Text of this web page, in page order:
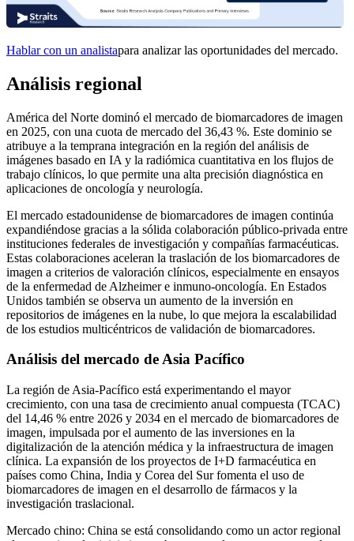
Hablar con un analistapara analizar las oportunidades del mercado.
Análisis regional
América del Norte dominó el mercado de biomarcadores de imagen
en 2025, con una cuota de mercado del 36,43 %. Este dominio se
atribuye a la temprana integración en la región del análisis de
imágenes basado en IA y la radiómica cuantitativa en los flujos de
trabajo clínicos, lo que permite una alta precisión diagnóstica en
aplicaciones de oncología y neurología.
El mercado estadounidense de biomarcadores de imagen continúa
expandiéndose gracias a la sólida colaboración público-privada entre
instituciones federales de investigación y compañías farmacéuticas.
Estas colaboraciones aceleran la traslación de los biomarcadores de
imagen a criterios de valoración clínicos, especialmente en ensayos
de la enfermedad de Alzheimer e inmuno-oncología. En Estados
Unidos también se observa un aumento de la inversión en
repositorios de imágenes en la nube, lo que mejora la escalabilidad
de los estudios multicéntricos de validación de biomarcadores.
Análisis del mercado de Asia Pacífico
La región de Asia-Pacífico está experimentando el mayor
crecimiento, con una tasa de crecimiento anual compuesta (TCAC)
del 14,46 % entre 2026 y 2034 en el mercado de biomarcadores de
imagen, impulsada por el aumento de las inversiones en la
digitalización de la atención médica y la infraestructura de imagen
clínica. La expansión de los proyectos de I+D farmacéutica en
países como China, India y Corea del Sur fomenta el uso de
biomarcadores de imagen en el desarrollo de fármacos y la
investigación traslacional.
Mercado chino: China se está consolidando como un actor regional